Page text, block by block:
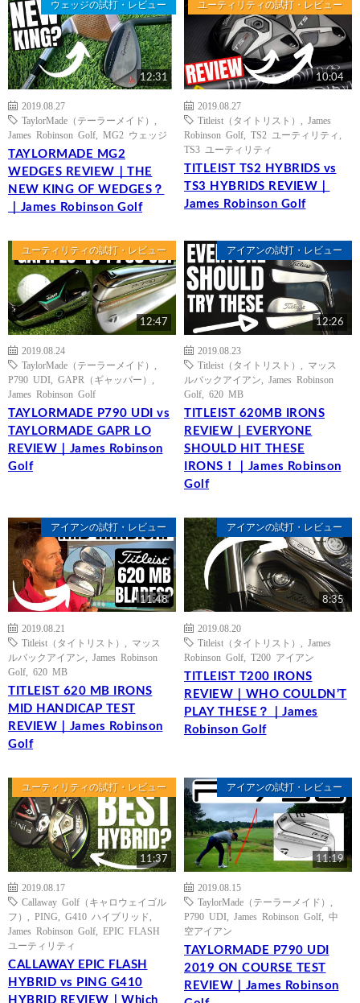
ウェッジの試打・レビュー
12:31
2019.08.27
TaylorMade（テーラーメイド）
James Robinson Golf
MG2 ウェッジ
TAYLORMADE MG2
WEDGES REVIEW｜THE
NEW KING OF WEDGES？
｜James Robinson Golf
ユーティリティの試打・レビュー
10:04
2019.08.27
Titleist（タイトリスト）
James
Robinson Golf
TS2 ユーティリティ
TS3 ユーティリティ
TITLEIST TS2 HYBRIDS vs
TS3 HYBRIDS REVIEW｜
James Robinson Golf
ユーティリティの試打・レビュー
12:47
2019.08.24
TaylorMade（テーラーメイド）
P790 UDI
GAPR（ギャッパー）
James Robinson Golf
TAYLORMADE P790 UDI vs
TAYLORMADE GAPR LO
REVIEW｜James Robinson
Golf
アイアンの試打・レビュー
12:26
2019.08.23
Titleist（タイトリスト）
マッス
ルバックアイアン
James Robinson
Golf
620 MB
TITLEIST 620MB IRONS
REVIEW｜EVERYONE
SHOULD HIT THESE
IRONS！｜James Robinson
Golf
アイアンの試打・レビュー
11:48
2019.08.21
Titleist（タイトリスト）
マッス
ルバックアイアン
James Robinson
Golf
620 MB
TITLEIST 620 MB IRONS
MID HANDICAP TEST
REVIEW｜James Robinson
Golf
アイアンの試打・レビュー
8:35
2019.08.20
Titleist（タイトリスト）
James
Robinson Golf
T200 アイアン
TITLEIST T200 IRONS
REVIEW｜WHO COULDN’T
PLAY THESE？｜James
Robinson Golf
ユーティリティの試打・レビュー
11:37
2019.08.17
Callaway Golf（キャロウェイゴル
フ）
PING G410 ハイブリッド
James Robinson Golf
EPIC FLASH
ユーティリティ
CALLAWAY EPIC FLASH
HYBRID vs PING G410
HYBRID REVIEW｜Which
アイアンの試打・レビュー
11:19
2019.08.15
TaylorMade（テーラーメイド）
P790 UDI
James Robinson Golf
中
空アイアン
TAYLORMADE P790 UDI
2019 ON COURSE TEST
REVIEW｜James Robinson